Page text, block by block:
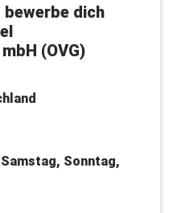
bewerbe dich
(OVG)
Sonntag,